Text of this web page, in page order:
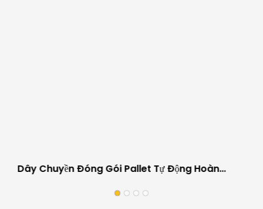
Dây Chuyền Đóng Gói Pallet Tự Động Hoàn